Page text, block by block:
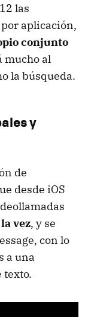
las
aplicación,
conjunto
mucho al
la búsqueda.
y
de
desde iOS
vez, y se
con lo
a una
texto.